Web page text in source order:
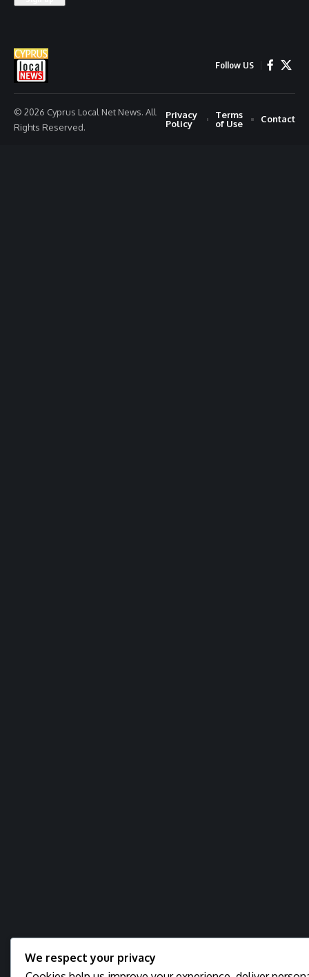
Follow US
© 2026 Cyprus Local Net News. All
Rights Reserved.
Privacy
Policy
Terms
of Use
Contact
We respect your privacy